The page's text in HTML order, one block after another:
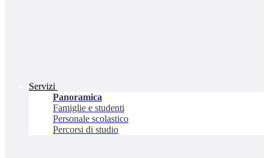
Servizi
Panoramica
Famiglie e studenti
Personale scolastico
Percorsi di studio